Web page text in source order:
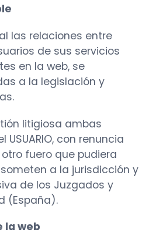
las relaciones entre
de sus servicios
en la web, se
a la legislación y
litigiosa ambas
USUARIO, con renuncia
fuero que pudiera
a la jurisdicción y
de los Juzgados y
(España).
la web